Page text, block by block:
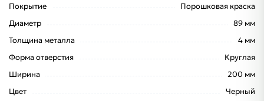
Покрытие
Порошковая краска
Диаметр
89 мм
Толщина металла
4 мм
Форма отверстия
Круглая
Ширина
200 мм
Цвет
Черный